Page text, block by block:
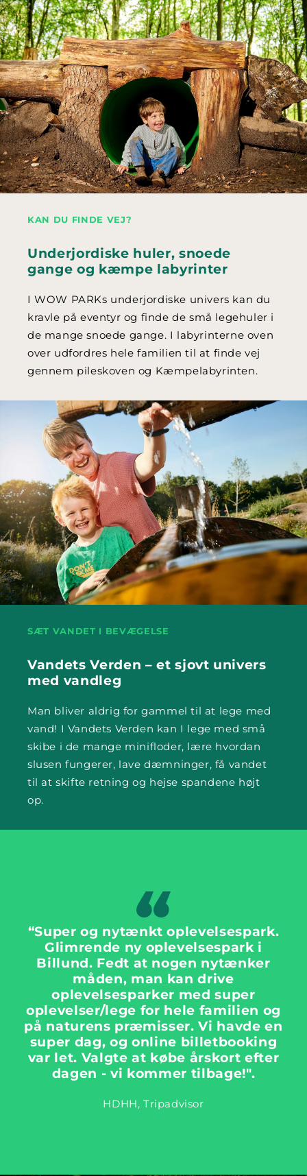
KAN DU FINDE VEJ?
Underjordiske huler, snoede
gange og kæmpe labyrinter
I WOW PARKs underjordiske univers kan du
kravle på eventyr og finde de små legehuler i
de mange snoede gange. I labyrinterne oven
over udfordres hele familien til at finde vej
gennem pileskoven og Kæmpelabyrinten.
SÆT VANDET I BEVÆGELSE
Vandets Verden – et sjovt univers
med vandleg
Man bliver aldrig for gammel til at lege med
vand! I Vandets Verden kan I lege med små
skibe i de mange minifloder, lære hvordan
slusen fungerer, lave dæmninger, få vandet
til at skifte retning og hejse spandene højt
op.
“Super og nytænkt oplevelsespark.
Glimrende ny oplevelsespark i
Billund. Fedt at nogen nytænker
måden, man kan drive
oplevelsesparker med super
oplevelser/lege for hele familien og
på naturens præmisser. Vi havde en
super dag, og online billetbooking
var let. Valgte at købe årskort efter
dagen - vi kommer tilbage!".
HDHH, Tripadvisor